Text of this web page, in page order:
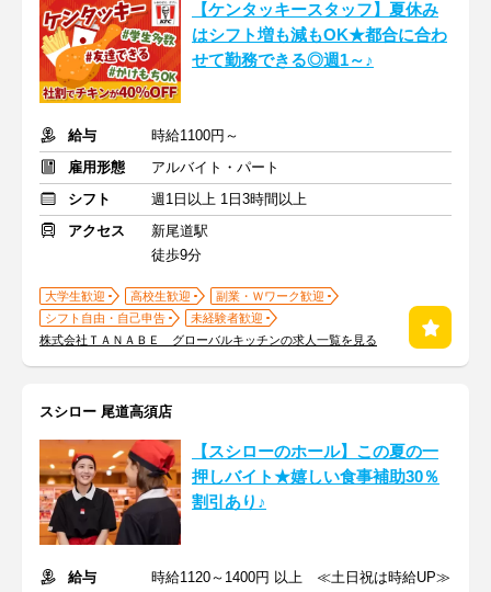
【ケンタッキースタッフ】夏休み
はシフト増も減もOK★都合に合わ
せて勤務できる◎週1～♪
給与
時給1100円～
雇用形態
アルバイト・パート
シフト
週1日以上 1日3時間以上
アクセス
新尾道駅
徒歩9分
大学生歓迎 高校生歓迎
副業・Ｗワーク歓迎
シフト自由・自己申告
未経験者歓迎
株式会社ＴＡＮＡＢＥ グローバルキッチンの求人一覧を見る
スシロー 尾道高須店
【スシローのホール】この夏の一
押しバイト★嬉しい食事補助30％
割引あり♪
給与 時給1120～1400円 以上 ≪土日祝は時給UP≫